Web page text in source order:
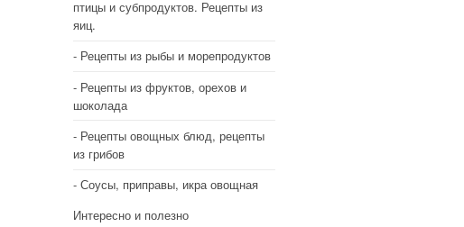
птицы и субпродуктов. Рецепты из
яиц.
Рецепты из рыбы и морепродуктов
Рецепты из фруктов, орехов и
шоколада
Рецепты овощных блюд, рецепты
из грибов
Соусы, приправы, икра овощная
Интересно и полезно